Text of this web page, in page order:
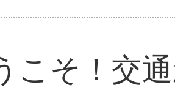
こそ！交